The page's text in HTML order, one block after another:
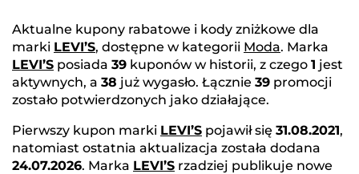
Aktualne kupony rabatowe i kody zniżkowe dla
marki LEVI’S, dostępne w kategorii Moda. Marka
LEVI’S posiada 39 kuponów w historii, z czego 1 jest
aktywnych, a 38 już wygasło. Łącznie 39 promocji
zostało potwierdzonych jako działające.
Pierwszy kupon marki LEVI’S pojawił się 31.08.2021,
natomiast ostatnia aktualizacja została dodana
24.07.2026. Marka LEVI’S rzadziej publikuje nowe